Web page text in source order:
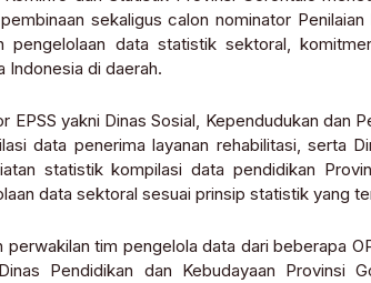
sekaligus calon nominator Penilaian
pengelolaan data statistik sektoral,
Indonesia di daerah.
EPSS yakni Dinas Sosial, Kependudukan dan
data penerima layanan rehabilitasi, serta
statistik kompilasi data pendidikan
data sektoral sesuai prinsip statistik yang
perwakilan tim pengelola data dari beberapa
Pendidikan dan Kebudayaan Provinsi